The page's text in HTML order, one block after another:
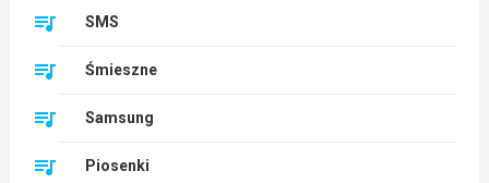
SMS
Śmieszne
Samsung
Piosenki